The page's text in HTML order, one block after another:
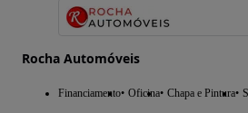
Rocha Automóveis
Financiamento Oficina Chapa e Pintura